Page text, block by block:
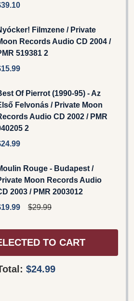
Filmzene / Private
Records Audio CD 2004 /
519381 2
Of Pierrot (1990-95) - Az
Felvonás / Private Moon
‎Audio CD 2002 / PMR
2
Rouge - Budapest /
Moon Records Audio
2003 / PMR 2003012
$29.99
TO CART
$24.99